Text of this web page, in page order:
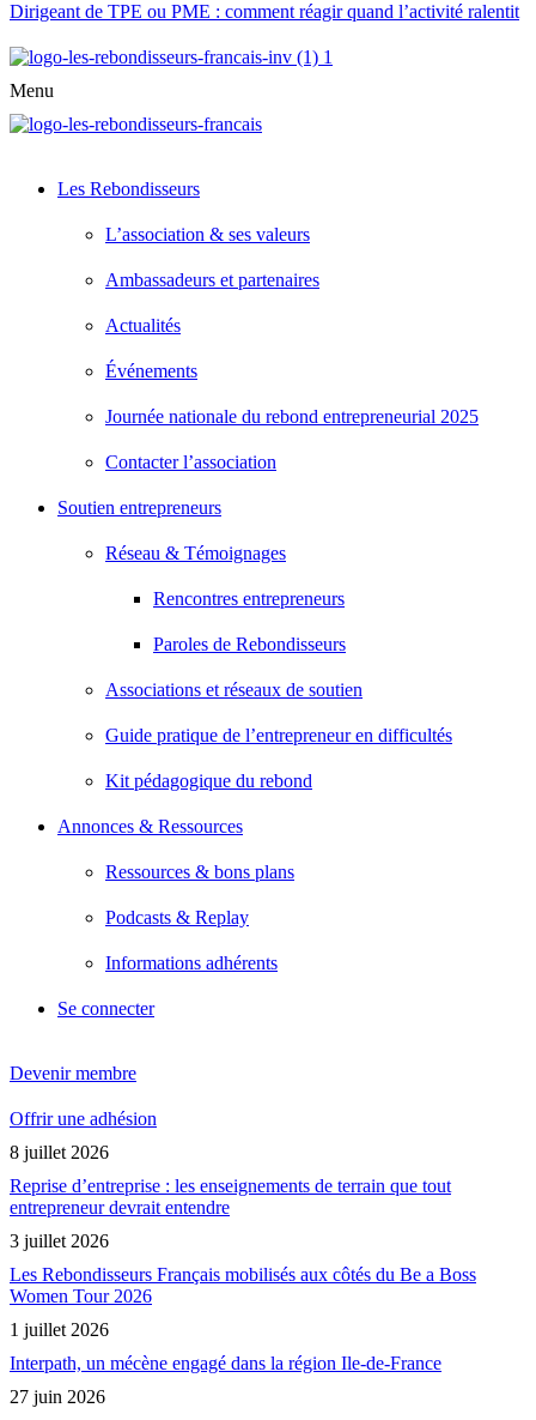
Dirigeant de TPE ou PME : comment réagir quand l’activité ralentit
Menu
Les Rebondisseurs
L’association & ses valeurs
Ambassadeurs et partenaires
Actualités
Événements
Journée nationale du rebond entrepreneurial 2025
Contacter l’association
Soutien entrepreneurs
Réseau & Témoignages
Rencontres entrepreneurs
Paroles de Rebondisseurs
Associations et réseaux de soutien
Guide pratique de l’entrepreneur en difficultés
Kit pédagogique du rebond
Annonces & Ressources
Ressources & bons plans
Podcasts & Replay
Informations adhérents
Se connecter
Devenir membre
Offrir une adhésion
8 juillet 2026
Reprise d’entreprise : les enseignements de terrain que tout
entrepreneur devrait entendre
3 juillet 2026
Les Rebondisseurs Français mobilisés aux côtés du Be a Boss
Women Tour 2026
1 juillet 2026
Interpath, un mécène engagé dans la région Ile-de-France
27 juin 2026